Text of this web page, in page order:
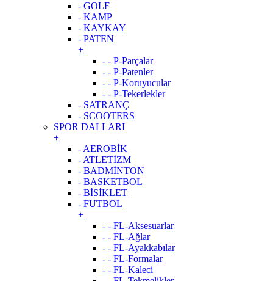
- GOLF
- KAMP
- KAYKAY
- PATEN
+
- - P-Parçalar
- - P-Patenler
- - P-Koruyucular
- - P-Tekerlekler
- SATRANÇ
- SCOOTERS
SPOR DALLARI
+
- AEROBİK
- ATLETİZM
- BADMİNTON
- BASKETBOL
- BİSİKLET
- FUTBOL
+
- - FL-Aksesuarlar
- - FL-Ağlar
- - FL-Ayakkabılar
- - FL-Formalar
- - FL-Kaleci